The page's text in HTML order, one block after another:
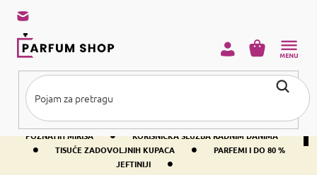
sadržaj
BESPLATNA DOSTAVA IZNAD PRIBLIŽNO 37 € •
400+ SVJETSKI
POZNATIH MIRISA
• KORISNIČKA SLUŽBA RADNIM DANIMA
• TISUĆE ZADOVOLJNIH KUPACA •
PARFEMI I DO 80 %
JEFTINIJI
•
KOŠARICA